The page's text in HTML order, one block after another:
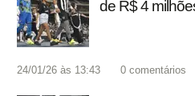
de R$ 4
24/01/26 às 13:43 0 comentários